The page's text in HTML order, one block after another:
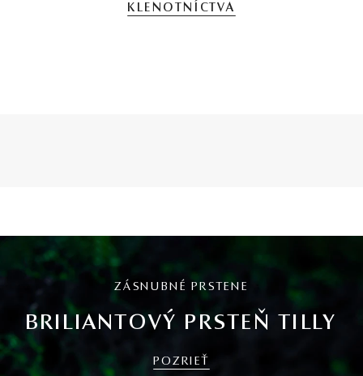
KLENOTNÍCTVA
ZÁSNUBNÉ PRSTENE
BRILIANTOVÝ PRSTEŇ TILLY
POZRIEŤ